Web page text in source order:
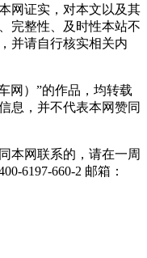
网证实，对本文以及其
完整性、及时性本站不
并请自行核实相关内
网）”的作品，均转载
息，并不代表本网赞同
本网联系的，请在一周
6197-660-2 邮箱：